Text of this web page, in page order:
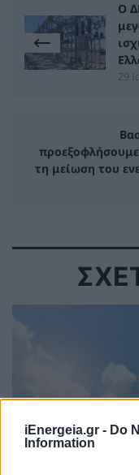
iEnergeia.gr - Do
Information
Ο
29
προεξοφλήσουμε
τη μείωση του